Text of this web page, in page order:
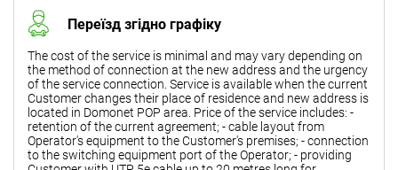
Переїзд згідно графіку
The cost of the service is minimal and may vary depending on
the method of connection at the new address and the urgency
of the service connection. Service is available when the current
Customer changes their place of residence and new address is
located in Domonet POP area. Price of the service includes: -
retention of the current agreement; - cable layout from
Operator's equipment to the Customer's premises; - connection
to the switching equipment port of the Operator; - providing